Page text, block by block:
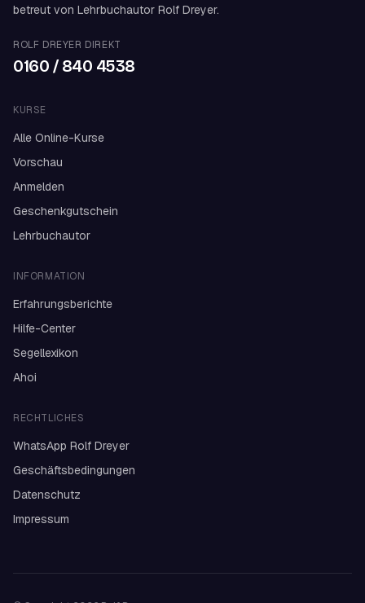
betreut von Lehrbuchautor Rolf Dreyer.
ROLF DREYER DIREKT
0160 / 840 4538
KURSE
Alle Online-Kurse
Vorschau
Anmelden
Geschenkgutschein
Lehrbuchautor
INFORMATION
Erfahrungsberichte
Hilfe-Center
Segellexikon
Ahoi
RECHTLICHES
WhatsApp Rolf Dreyer
Geschäftsbedingungen
Datenschutz
Impressum